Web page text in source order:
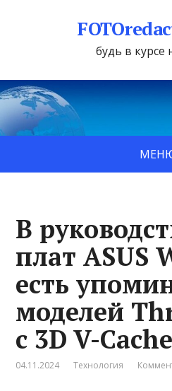
будь в курсе
В
плат ASUS
есть
моделей
с 3D V-Cache
04.11.2024 Технология